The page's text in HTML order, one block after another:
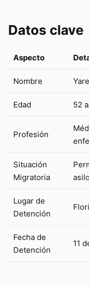
Datos clave
Aspecto
Nombre
Edad 52
Profesión
Situación
Migratoria
Lugar de
Detención
Fecha de
Detención
11